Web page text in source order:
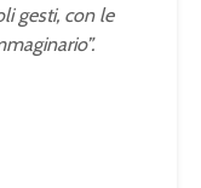
gesti, con le